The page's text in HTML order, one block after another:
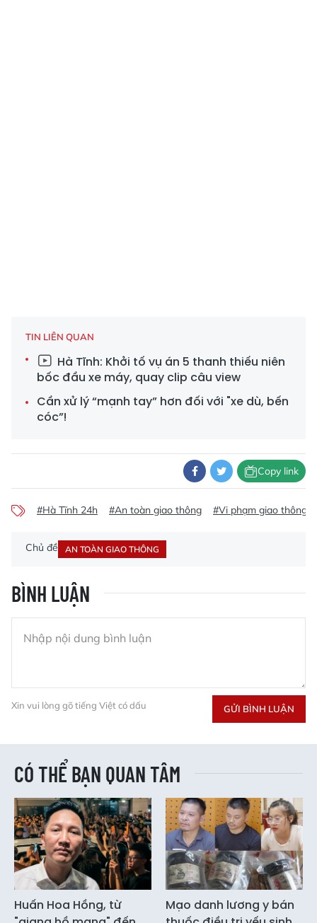
TIN LIÊN QUAN
Hà Tĩnh: Khởi tố vụ án 5 thanh thiếu niên
bốc đầu xe máy, quay clip câu view
Cần xử lý “mạnh tay” hơn đối với "xe dù, bến
cóc”!
Copy link
#Hà Tĩnh 24h #An toàn giao thông #Vi phạm giao thông
Chủ đề AN TOÀN GIAO THÔNG
BÌNH LUẬN
Xin vui lòng gõ tiếng Việt có dấu GỬI BÌNH LUẬN
CÓ THỂ BẠN QUAN TÂM
Huấn Hoa Hồng, từ
Mạo danh lương y bán